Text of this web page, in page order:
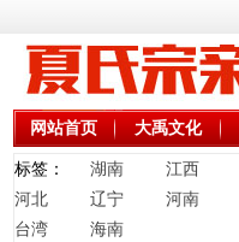
网站首页 大禹文化
标签： 湖南 江西
河北
辽宁 河南
台湾
海南